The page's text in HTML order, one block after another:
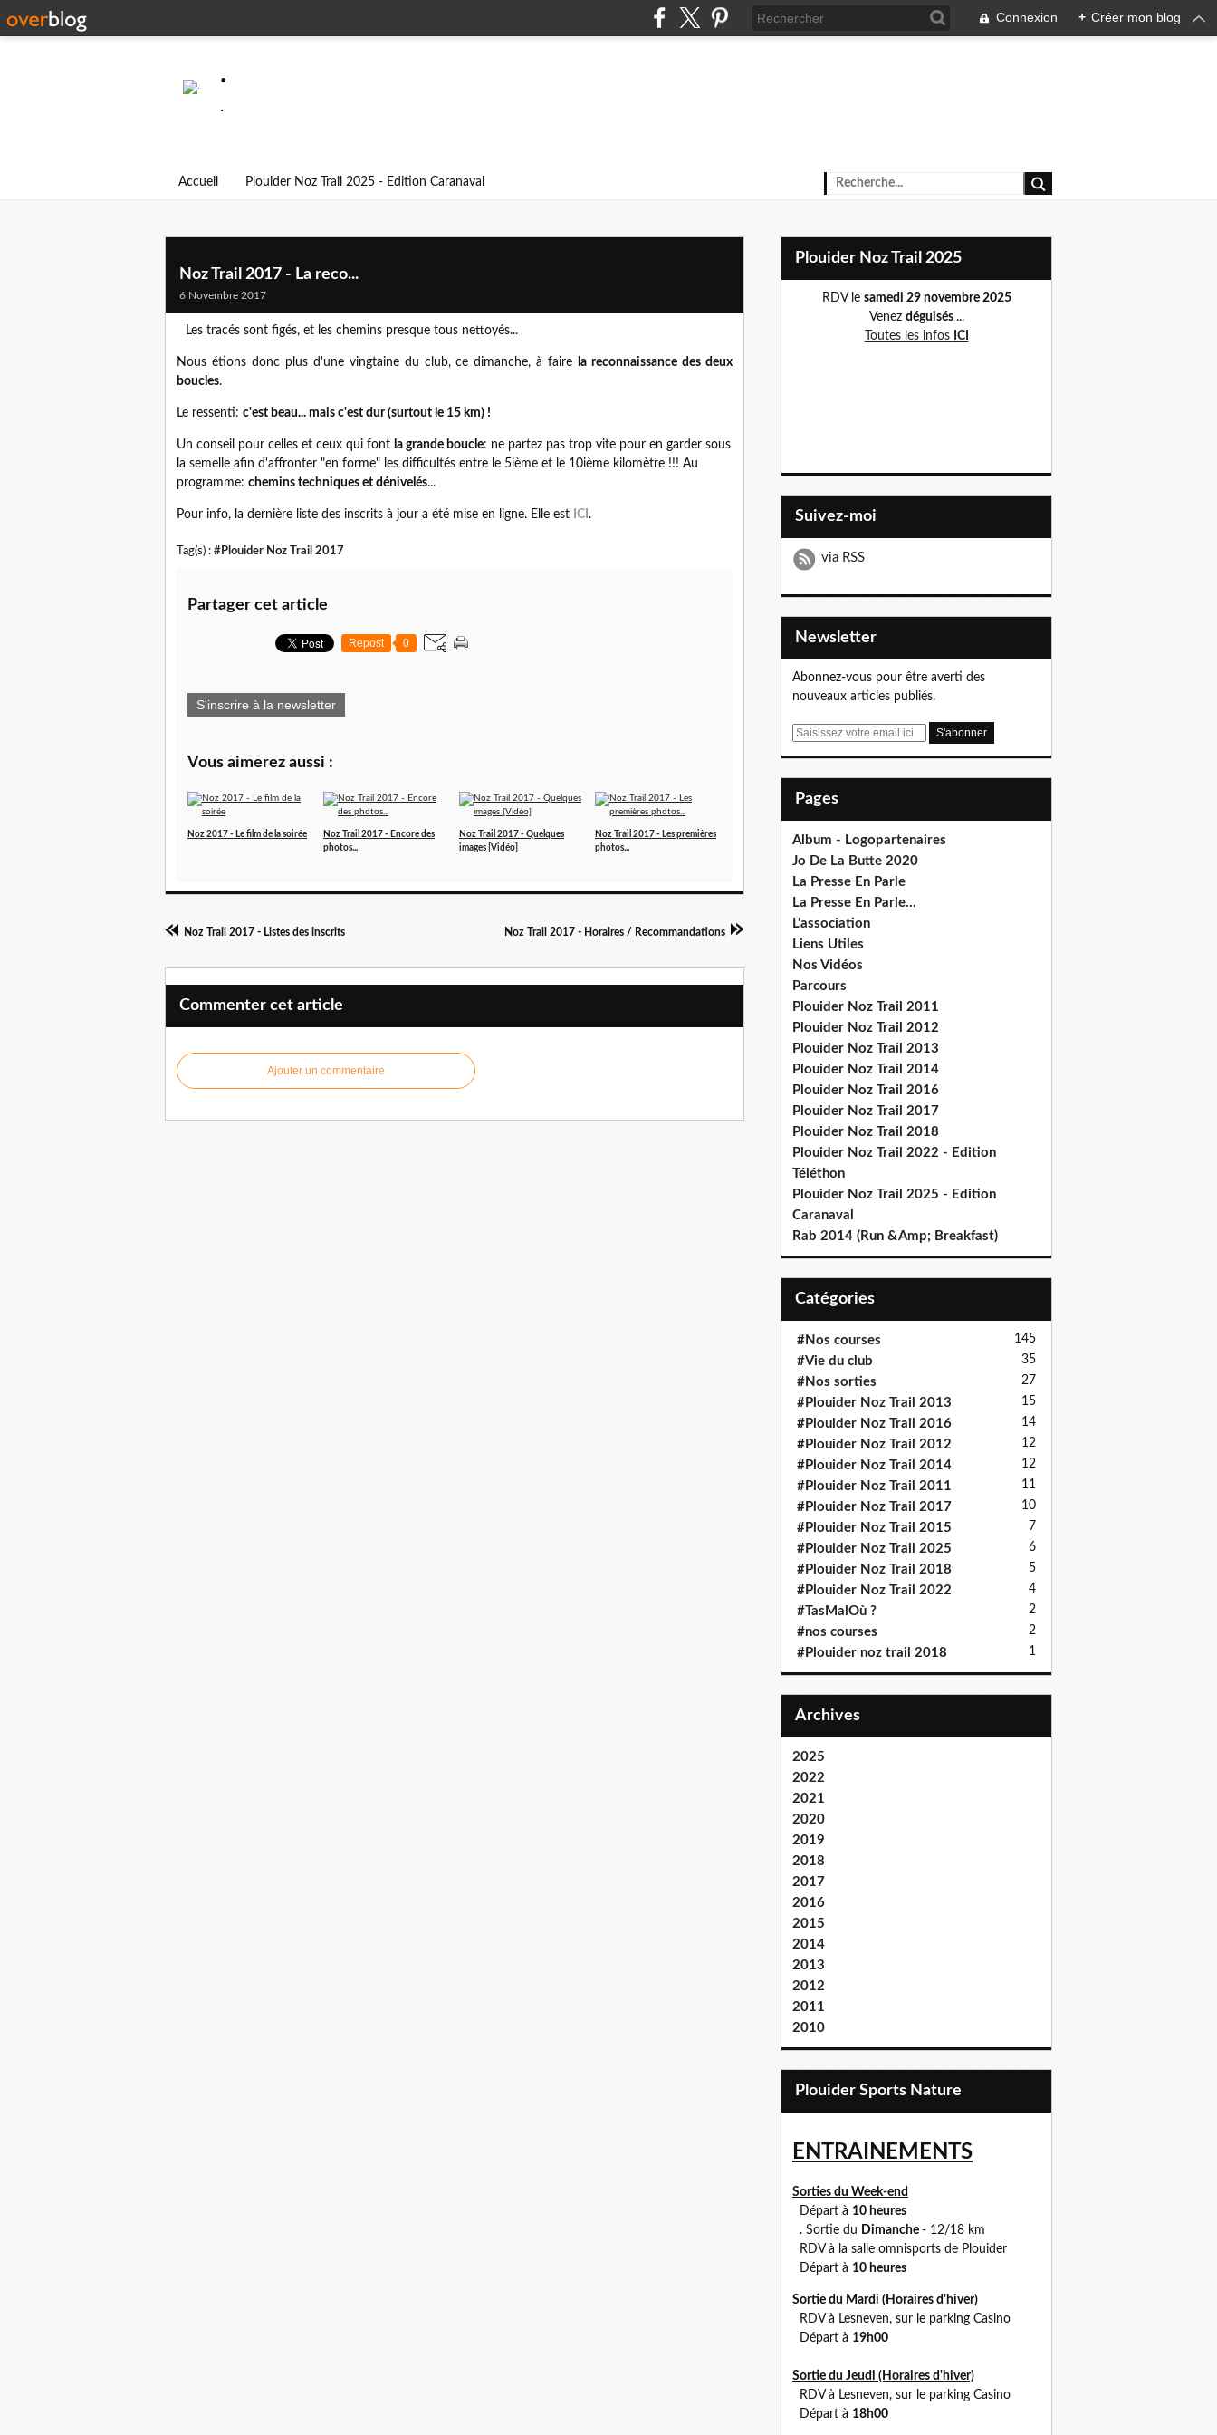
Connexion + Créer mon blog
.
.
Accueil Plouider Noz Trail 2025 - Edition Caranaval
Noz Trail 2017 - La reco...
6 Novembre 2017
Les tracés sont figés, et les chemins presque tous nettoyés...
Nous étions donc plus d'une vingtaine du club, ce dimanche, à faire
la reconnaissance des deux
boucles.
Le ressenti: c'est beau... mais c'est dur (surtout le 15 km) !
Un conseil pour celles et ceux qui font la grande boucle: ne partez pas trop vite pour en garder sous
la semelle afin d'affronter "en forme" les difficultés entre le 5ième et le 10ième kilomètre !!! Au
programme: chemins techniques et dénivelés...
Pour info, la dernière liste des inscrits à jour a été mise en ligne. Elle est ICI .
Tag(s) : #Plouider Noz Trail 2017
Partager cet article
Repost 0
S'inscrire à la newsletter
Vous aimerez aussi :
Noz 2017 - Le film de la soirée
Noz Trail 2017 - Encore des
photos...
Noz Trail 2017 - Quelques
images [Vidéo]
Noz Trail 2017 - Les premières
photos...
Noz Trail 2017 - Listes des inscrits Noz Trail 2017 - Horaires / Recommandations
Commenter cet article
Ajouter un commentaire
Plouider Noz Trail 2025
RDV le samedi 29 novembre 2025
Venez déguisés ...
Toutes les infos ICI
Suivez-moi
via RSS
Newsletter
Abonnez-vous pour être averti des
nouveaux articles publiés.
E
Pages
Album - Logopartenaires
Jo De La Butte 2020
La Presse En Parle
La Presse En Parle...
L'association
Liens Utiles
Nos Vidéos
Parcours
Plouider Noz Trail 2011
Plouider Noz Trail 2012
Plouider Noz Trail 2013
Plouider Noz Trail 2014
Plouider Noz Trail 2016
Plouider Noz Trail 2017
Plouider Noz Trail 2018
Plouider Noz Trail 2022 - Edition
Téléthon
Plouider Noz Trail 2025 - Edition
Caranaval
Rab 2014 (Run &Amp; Breakfast)
Catégories
#Nos courses 145
#Vie du club 35
#Nos sorties 27
#Plouider Noz Trail 2013 15
#Plouider Noz Trail 2016 14
#Plouider Noz Trail 2012 12
#Plouider Noz Trail 2014 12
#Plouider Noz Trail 2011 11
#Plouider Noz Trail 2017 10
#Plouider Noz Trail 2015 7
#Plouider Noz Trail 2025 6
#Plouider Noz Trail 2018 5
#Plouider Noz Trail 2022 4
#TasMalOù ? 2
#nos courses 2
#Plouider noz trail 2018 1
Archives
2025
2022
2021
2020
2019
2018
2017
2016
2015
2014
2013
2012
2011
2010
Plouider Sports Nature
ENTRAINEMENTS
Sorties du Week-end
Départ à 10 heures
. Sortie du Dimanche - 12/18 km
RDV à la salle omnisports de Plouider
Départ à 10 heures
Sortie du Mardi (Horaires d'hiver)
RDV à Lesneven, sur le parking Casino
Départ à 19h00
Sortie du Jeudi (Horaires d'hiver)
RDV à Lesneven, sur le parking Casino
Départ à 18h00